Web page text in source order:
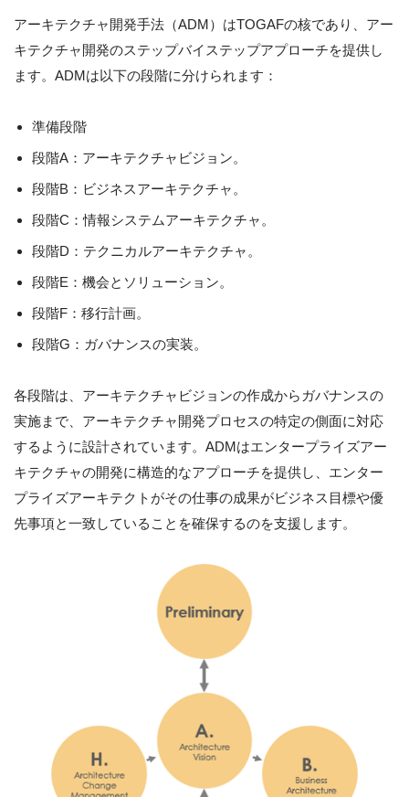
アーキテクチャ開発手法（ADM）はTOGAFの核であり、アー
キテクチャ開発のステップバイステップアプローチを提供し
ます。ADMは以下の段階に分けられます：
準備段階
段階A：アーキテクチャビジョン。
段階B：ビジネスアーキテクチャ。
段階C：情報システムアーキテクチャ。
段階D：テクニカルアーキテクチャ。
段階E：機会とソリューション。
段階F：移行計画。
段階G：ガバナンスの実装。
各段階は、アーキテクチャビジョンの作成からガバナンスの
実施まで、アーキテクチャ開発プロセスの特定の側面に対応
するように設計されています。ADMはエンタープライズアー
キテクチャの開発に構造的なアプローチを提供し、エンター
プライズアーキテクトがその仕事の成果がビジネス目標や優
先事項と一致していることを確保するのを支援します。